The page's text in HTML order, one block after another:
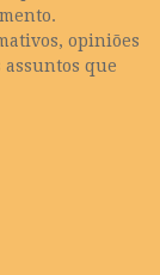
opiniões
que